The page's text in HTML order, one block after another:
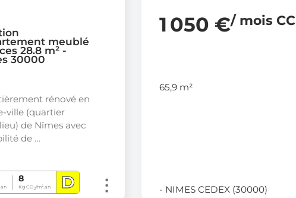
meublé
28.8 m² -
30000
rénové en
ville (quartier
de Nîmes avec
de …
8
Kg CO2/m².an D
1 050 €/ mois CC
65,9 m²
- NIMES CEDEX (30000)